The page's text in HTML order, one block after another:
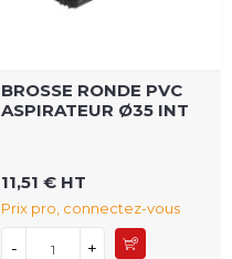
BROSSE RONDE PVC
ASPIRATEUR Ø35 INT
11,51 € HT
Prix pro, connectez-vous
- +